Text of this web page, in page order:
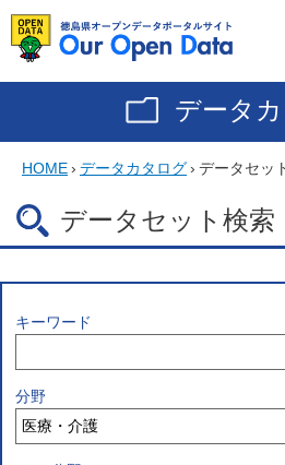
データ
HOME› データカタログ› データセッ
データセット検索
キーワード
分野